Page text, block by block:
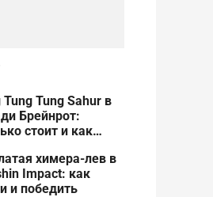
Tung Tung Sahur в
Брейнрот:
стоит и как
химера-лев в
Impact: как
и победить